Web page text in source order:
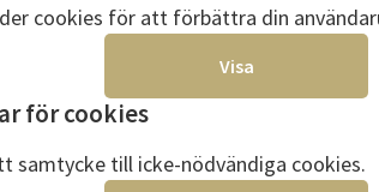
cookies för att förbättra din
Visa
för cookies
samtycke till icke-nödvändiga cookies.